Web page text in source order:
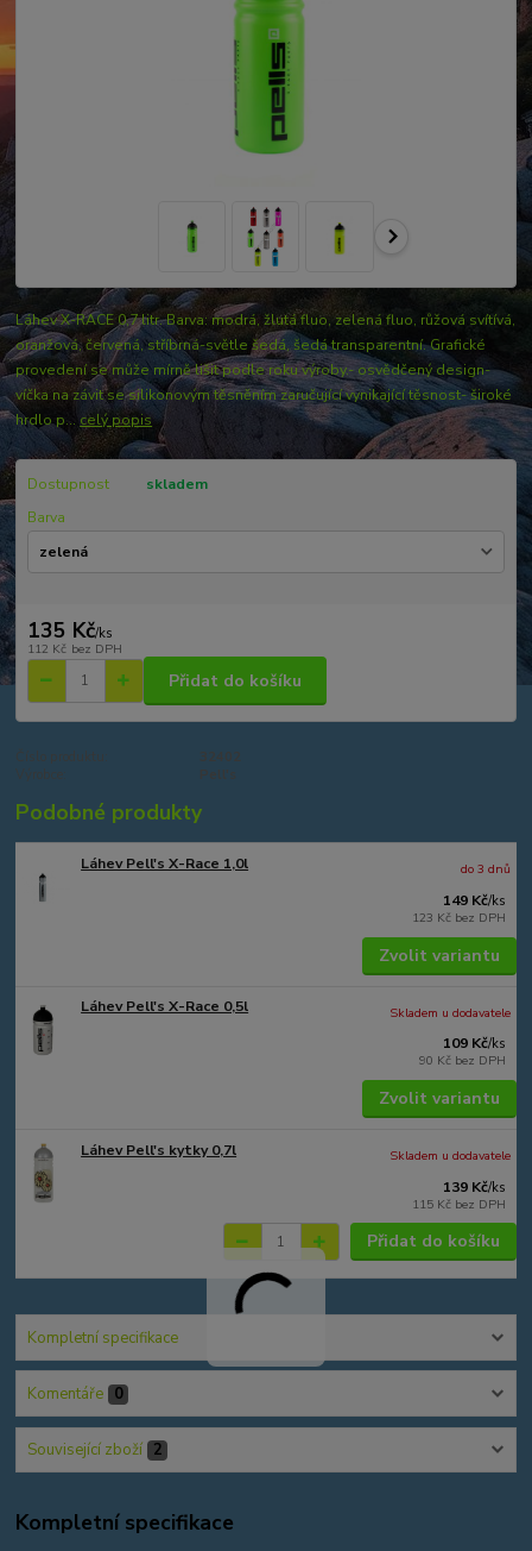
Láhev X-RACE 0,7 litr. Barva: modrá, žlutá fluo, zelená fluo, růžová svítívá,
oranžová, červená, stříbrná-světle šedá, šedá transparentní. Grafické
provedení se může mírně lišit podle roku výroby.- osvědčený design-
víčka na závit se silikonovým těsněním zaručující vynikající těsnost- široké
hrdlo p... celý popis
Dostupnost
skladem
Barva
135 Kč/ks
112 Kč bez DPH
Přidat do košíku
Podobné produkty
Láhev Pell's X-Race 1,0l
149 Kč/ks
123 Kč bez DPH
do 3 dnů
Zvolit variantu
Láhev Pell's X-Race 0,5l
109 Kč/ks
90 Kč bez DPH
Skladem u dodavatele
Zvolit variantu
Láhev Pell's kytky 0,7l
139 Kč/ks
115 Kč bez DPH
Skladem u dodavatele
Přidat do košíku
Kompletní specifikace
Komentáře 0
Související zboží 2
Kompletní specifikace